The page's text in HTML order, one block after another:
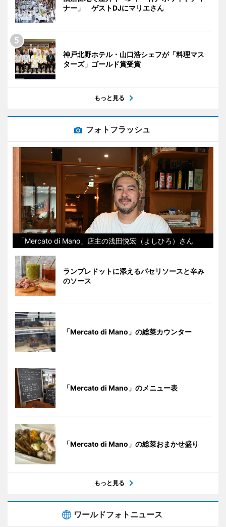
ナー」 ゲストDJにマリエさん
神戸北野ホテル・山口浩シェフが「料理マス
ターズ」ゴールド賞受賞
もっと見る
フォトフラッシュ
「Mercato di Mano」店主の浅田悦宏（よしひろ）さん
ランプレドットに添えるパセリソースと辛み
のソース
「Mercato di Mano」の総菜カウンター
「Mercato di Mano」のメニュー表
「Mercato di Mano」の総菜おまかせ盛り
もっと見る
ワールドフォトニュース